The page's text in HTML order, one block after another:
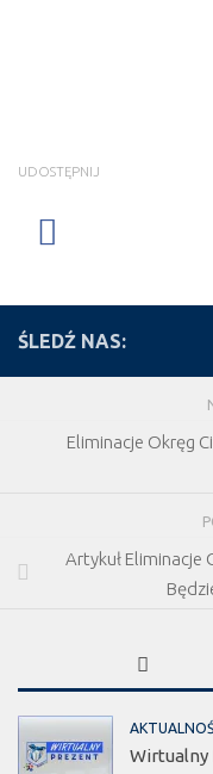
UDOSTĘPNIJ
ŚLEDŹ NAS:
Eliminacje Okręg
Artykuł Eliminacje
Wirtualny